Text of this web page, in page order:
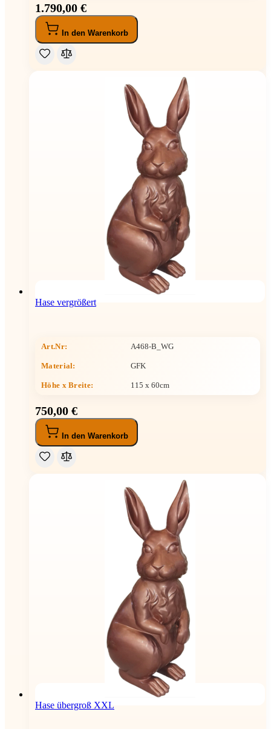
1.790,00 €
In den Warenkorb
Hase vergrößert
Art.Nr: A468-B_WG
Material: GFK
Höhe x Breite: 115 x 60cm
750,00 €
In den Warenkorb
Hase übergroß XXL